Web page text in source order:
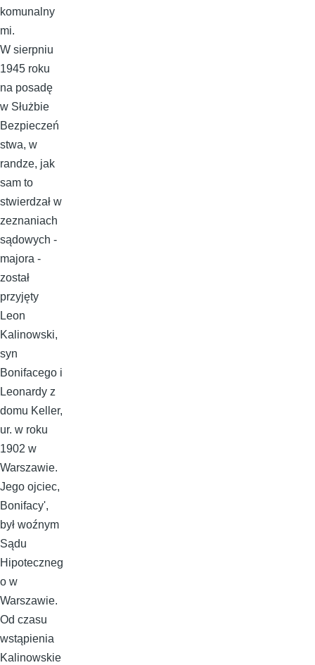
komunalny
mi.
W sierpniu
1945 roku
na posadę
w Służbie
Bezpieczeń
stwa, w
randze, jak
sam to
stwierdzał w
zeznaniach
sądowych -
majora -
został
przyjęty
Leon
Kalinowski,
syn
Bonifacego i
Leonardy z
domu Keller,
ur. w roku
1902 w
Warszawie.
Jego ojciec,
Bonifacy',
był woźnym
Sądu
Hipoteczneg
o w
Warszawie.
Od czasu
wstąpienia
Kalinowskie